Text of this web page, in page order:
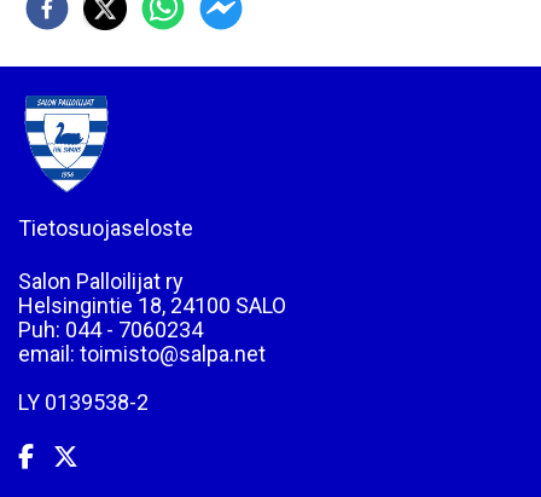
Tietosuojaseloste
Salon Palloilijat ry
Helsingintie 18, 24100 SALO
Puh: 044 - 7060234
email: toimisto@salpa.net
LY 0139538-2